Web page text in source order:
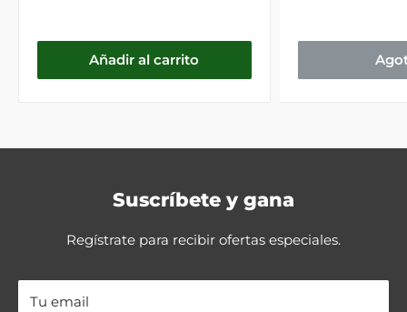
Añadir al carrito
Suscríbete y gana
Regístrate para recibir ofertas especiales.
Tu email